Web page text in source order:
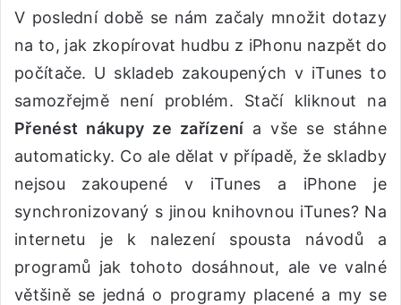
V poslední době se nám začaly množit dotazy
na to, jak zkopírovat hudbu z iPhonu nazpět do
počítače. U skladeb zakoupených v iTunes to
samozřejmě není problém. Stačí kliknout na
Přenést nákupy ze zařízení a vše se stáhne
automaticky. Co ale dělat v případě, že skladby
nejsou zakoupené v iTunes a iPhone je
synchronizovaný s jinou knihovnou iTunes? Na
internetu je k nalezení spousta návodů a
programů jak tohoto dosáhnout, ale ve valné
většině se jedná o programy placené a my se